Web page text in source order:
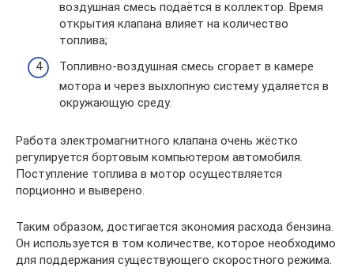
воздушная смесь подаётся в коллектор. Время
открытия клапана влияет на количество
топлива;
Топливно-воздушная смесь сгорает в камере
мотора и через выхлопную систему удаляется в
окружающую среду.
Работа электромагнитного клапана очень жёстко
регулируется бортовым компьютером автомобиля.
Поступление топлива в мотор осуществляется
порционно и выверено.
Таким образом, достигается экономия расхода бензина.
Он используется в том количестве, которое необходимо
для поддержания существующего скоростного режима.